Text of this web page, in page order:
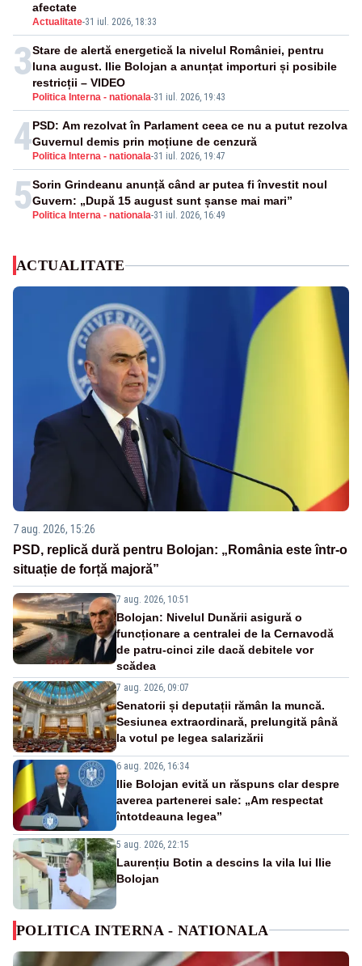
Actualitate-31 iul. 2026, 18:33
afectate
3
Politica Interna - nationala-31 iul. 2026, 19:43
Stare de alertă energetică la nivelul României, pentru
luna august. Ilie Bolojan a anunțat importuri și posibile
restricții – VIDEO
4 Politica Interna - nationala-31 iul. 2026, 19:47
PSD: Am rezolvat în Parlament ceea ce nu a putut rezolva
Guvernul demis prin moțiune de cenzură
5 Politica Interna - nationala-31 iul. 2026, 16:49
Sorin Grindeanu anunță când ar putea fi învestit noul
Guvern: „După 15 august sunt șanse mai mari”
ACTUALITATE
7 aug. 2026, 15:26
PSD, replică dură pentru Bolojan: „România este într-o
situație de forță majoră”
7 aug. 2026, 10:51
Bolojan: Nivelul Dunării asigură o
funcționare a centralei de la Cernavodă
de patru-cinci zile dacă debitele vor
scădea
7 aug. 2026, 09:07
Senatorii și deputații rămân la muncă.
Sesiunea extraordinară, prelungită până
la votul pe legea salarizării
6 aug. 2026, 16:34
Ilie Bolojan evită un răspuns clar despre
averea partenerei sale: „Am respectat
întotdeauna legea”
5 aug. 2026, 22:15
Laurențiu Botin a descins la vila lui Ilie
Bolojan
POLITICA INTERNA - NATIONALA